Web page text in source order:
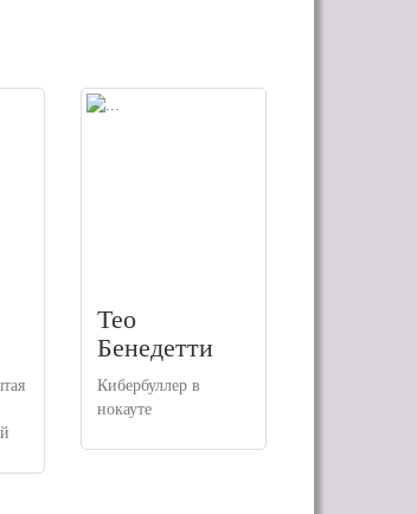
Тео
Бенедетти
Кибербуллер в
нокауте